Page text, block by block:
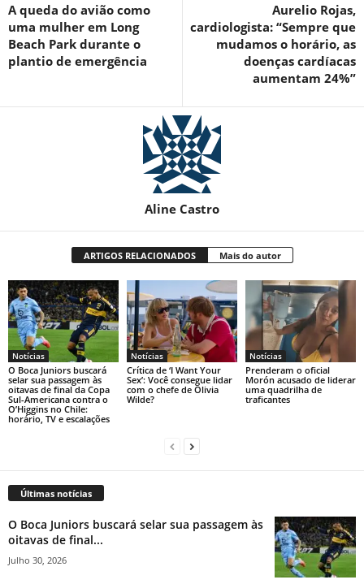
A queda do avião como
uma mulher em Long
Beach Park durante o
plantio de emergência
Aurelio Rojas,
cardiologista: “Sempre que
mudamos o horário, as
doenças cardíacas
aumentam 24%”
Aline Castro
ARTIGOS RELACIONADOS Mais do autor
Notícias
O Boca Juniors buscará
selar sua passagem às
oitavas de final da Copa
Sul-Americana contra o
O’Higgins no Chile:
horário, TV e escalações
Notícias
Crítica de ‘I Want Your
Sex’: Você consegue lidar
com o chefe de Olivia
Wilde?
Notícias
Prenderam o oficial
Morón acusado de liderar
uma quadrilha de
traficantes
Últimas notícias
O Boca Juniors buscará selar sua passagem às
oitavas de final...
Julho 30, 2026